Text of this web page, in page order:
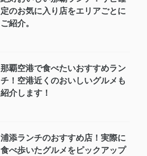
定のお気に入り店をエリアごとに
ご紹介。
那覇空港で食べたいおすすめラン
チ！空港近くのおいしいグルメも
紹介します！
浦添ランチのおすすめ店！実際に
食べ歩いたグルメをピックアップ